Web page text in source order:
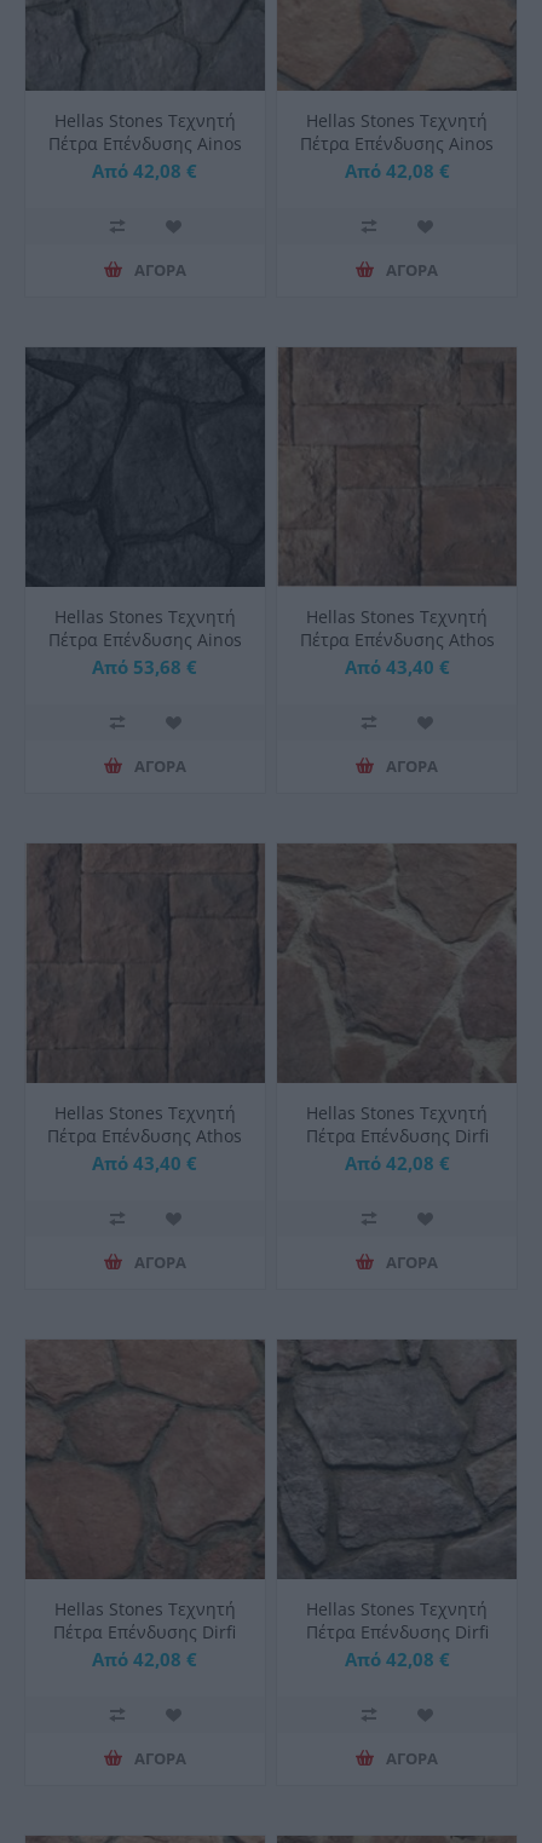
Hellas Stones Τεχνητή
Πέτρα Επένδυσης Ainos
Grey & Corner
Από 42,08 €
ΑΓΟΡΑ
Hellas Stones Τεχνητή
Πέτρα Επένδυσης Ainos
Sahara & Corner
Από 42,08 €
ΑΓΟΡΑ
Hellas Stones Τεχνητή
Πέτρα Επένδυσης Ainos
Black & Corner
Από 53,68 €
ΑΓΟΡΑ
Hellas Stones Τεχνητή
Πέτρα Επένδυσης Athos
Sunny & Corner
Από 43,40 €
ΑΓΟΡΑ
Hellas Stones Τεχνητή
Πέτρα Επένδυσης Athos
Brown & Corner
Από 43,40 €
ΑΓΟΡΑ
Hellas Stones Τεχνητή
Πέτρα Επένδυσης Dirfi
Sunny & Corner
Από 42,08 €
ΑΓΟΡΑ
Hellas Stones Τεχνητή
Πέτρα Επένδυσης Dirfi
Brown & Corner
Από 42,08 €
ΑΓΟΡΑ
Hellas Stones Τεχνητή
Πέτρα Επένδυσης Dirfi
Grey & Corner
Από 42,08 €
ΑΓΟΡΑ